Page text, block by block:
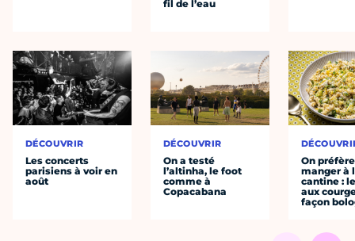
DÉCOUVRIR
Les concerts
parisiens à voir en
août
fil de l’eau
DÉCOUVRIR
On a testé
l’altinha, le foot
comme à
Copacabana
On préfère
manger à
cantine :
aux
façon